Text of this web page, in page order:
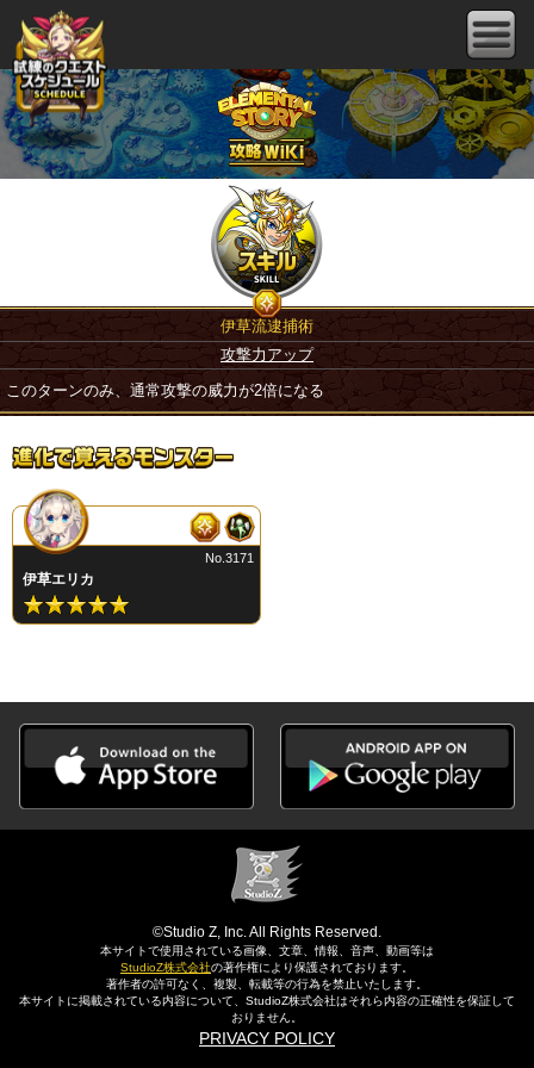
伊草流逮捕術
攻撃力アップ
このターンのみ、通常攻撃の威力が2倍になる
伊草エリカ
No.3171
©Studio Z, Inc. All Rights Reserved.
本サイトで使用されている画像、文章、情報、音声、動画等は
StudioZ株式会社の著作権により保護されております。
著作者の許可なく、複製、転載等の行為を禁止いたします。
本サイトに掲載されている内容について、StudioZ株式会社はそれら内容の正確性を保証して
おりません。
PRIVACY POLICY